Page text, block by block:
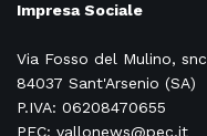
Impresa Sociale
Via Fosso del Mulino, snc
84037 Sant'Arsenio (SA)
P.IVA: 06208470655
PEC: vallonews@pec.it